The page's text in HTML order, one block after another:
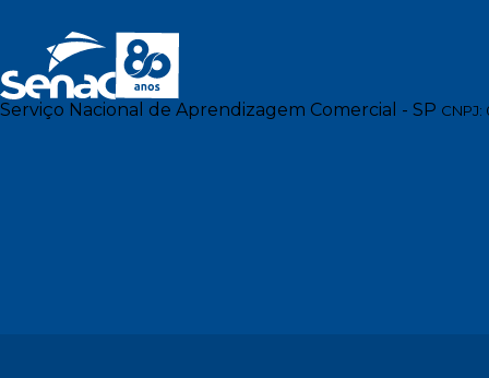
Serviço Nacional de Aprendizagem Comercial - SP